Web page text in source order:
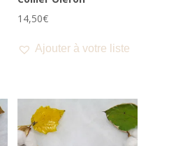
14,50€
Ajouter à votre liste